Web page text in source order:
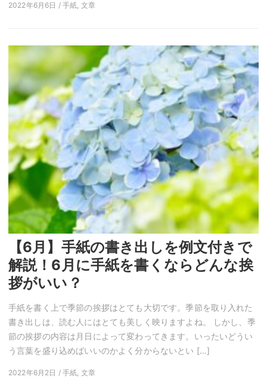
2022年6月6日 / 手紙, 文章
【6月】手紙の書き出しを例文付きで
解説！6月に手紙を書くならどんな挨
拶がいい？
手紙を書く上で季節の挨拶はとても大切です。季節を取り入れた
書き出しは、読む人にはとても美しく映りますよね。 しかし、季
節の挨拶の内容は月日によって変わってきます。いったいどうい
う言葉を盛り込めばいいのかよく分からないとい […]
2022年6月2日 / 手紙, 文章